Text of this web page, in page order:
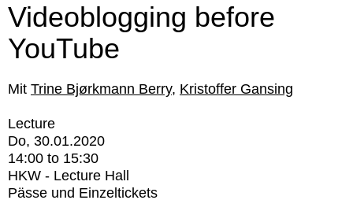
Videoblogging before
YouTube
Trine Bjørkmann Berry Kristoffer Gansing
Lecture
Do, 30.01.2020
14:00 to 15:30
HKW - Lecture Hall
Pässe und Einzeltickets